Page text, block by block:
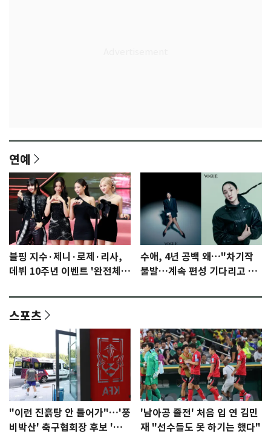
연예
블핑 지수·제니·로제·리사,
데뷔 10주년 이벤트 '완전체'
수애, 4년 공백 왜…"차기작
불발…계속 편성 기다리고 있
스포츠
"이런 진흙탕 안 들어가"…'풍
비박산' 축구협회장 후보 '실
'남아공 졸전' 처음 입 연 김민
재 "선수들도 못 하기는 했다"